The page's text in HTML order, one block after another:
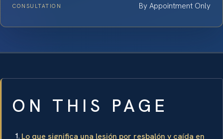
CONSULTATION By Appointment Only
ON THIS PAGE
Lo que significa una lesión por resbalón y caída en